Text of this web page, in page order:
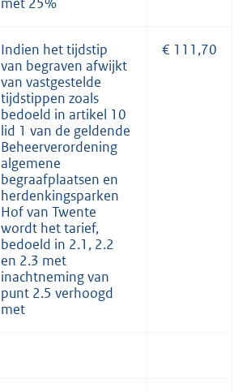
Indien het tijdstip
van begraven afwijkt
van vastgestelde
tijdstippen zoals
bedoeld in artikel 10
lid 1 van de geldende
Beheerverordening
algemene
begraafplaatsen en
herdenkingsparken
Hof van Twente
wordt het tarief,
bedoeld in 2.1, 2.2
en 2.3 met
inachtneming van
punt 2.5 verhoogd
met
€ 111,70